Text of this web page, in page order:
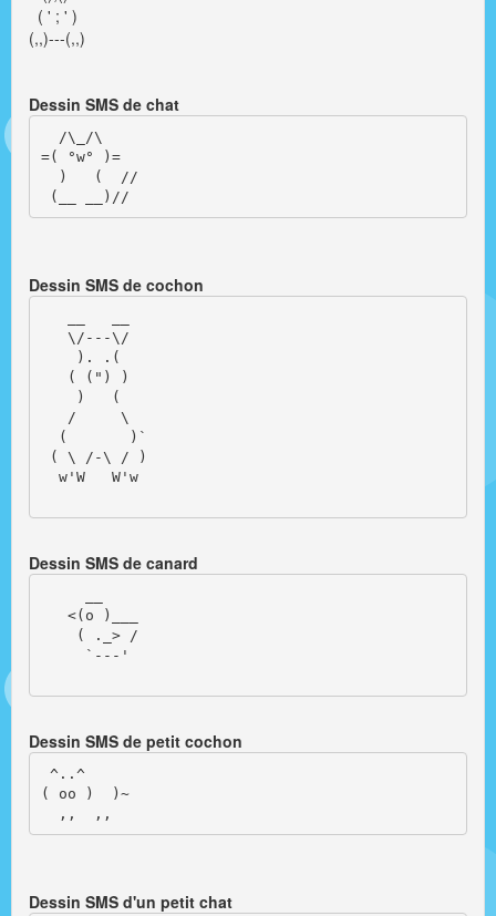
( ' ; ' )
(,,)---(,,)
Dessin SMS de chat
  /\_/\
=( °w° )=
  )   (  //
(__ __)//
Dessin SMS de cochon
   \/---\/
    ). .(
   ( (") )
    )   (
   /     \
  (       )`
( \ /-\ / )
  w'W   W'w
Dessin SMS de canard
   <(o )___
    ( ._> /
     `---'
Dessin SMS de petit cochon
^..^
( oo )  )~
Dessin SMS d'un petit chat